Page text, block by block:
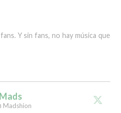
Y sin fans, no hay música que
Madshion